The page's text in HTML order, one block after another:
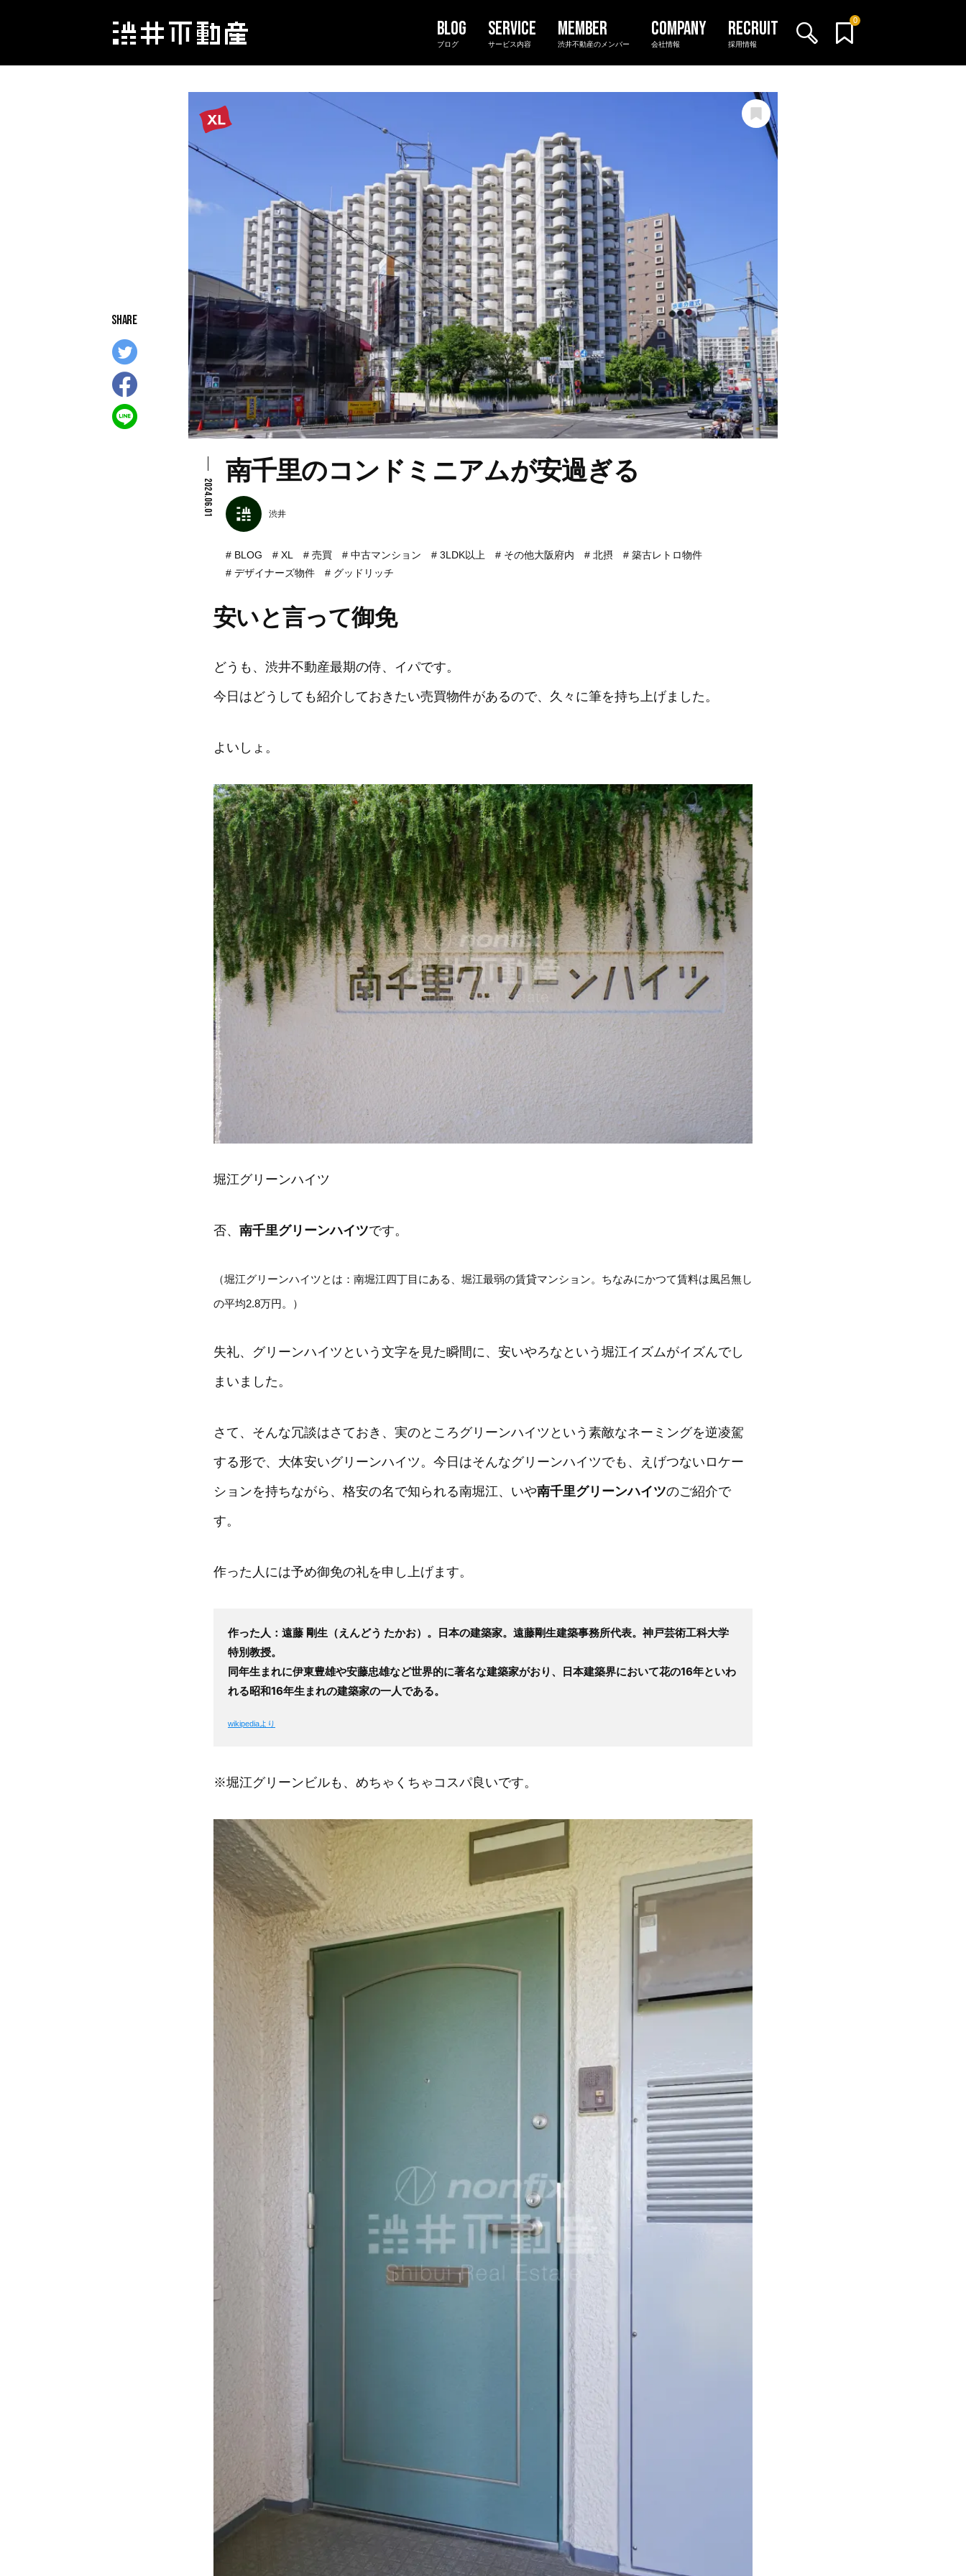
0
ブログ サービス内容 渋井不動産のメンバー 会社情報 採用情報
2024.06.01
南千里のコンドミニアムが安過ぎる
渋井
BLOG XL 売買 中古マンション 3LDK以上 その他大阪府内 北摂
築古レトロ物件
デザイナーズ物件
グッドリッチ
安いと言って御免
どうも、渋井不動産最期の侍、イパです。
今日はどうしても紹介しておきたい売買物件があるので、久々に筆を持ち上げました。
よいしょ。
堀江グリーンハイツ
否、 南千里グリーンハイツです。
（堀江グリーンハイツとは：南堀江四丁目にある、堀江最弱の賃貸マンション。ちなみにかつて賃料は風呂無し
の平均2.8万円。）
失礼、グリーンハイツという文字を見た瞬間に、安いやろなという堀江イズムがイズんでし
まいました。
さて、そんな冗談はさておき、実のところグリーンハイツという素敵なネーミングを逆凌駕
する形で、大体安いグリーンハイツ。今日はそんなグリーンハイツでも、えげつないロケー
ションを持ちながら、格安の名で知られる南堀江、いや南千里グリーンハイツのご紹介で
す。
作った人には予め御免の礼を申し上げます。
作った人： 遠藤 剛生 （えんどう たかお）。日本の建築家。遠藤剛生建築事務所代表。神戸芸術工科大学
特別教授。
同年生まれに伊東豊雄や安藤忠雄など世界的に著名な建築家がおり、日本建築界において花の16年といわ
れる昭和16年生まれの建築家の一人である。
wikipediaより
※堀江グリーンビルも、めちゃくちゃコスパ良いです。